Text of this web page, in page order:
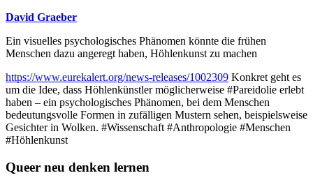
David Graeber
Ein visuelles psychologisches Phänomen könnte die frühen
Menschen dazu angeregt haben, Höhlenkunst zu machen
https://www.eurekalert.org/news-releases/1002309 Konkret geht es
um die Idee, dass Höhlenkünstler möglicherweise #Pareidolie erlebt
haben – ein psychologisches Phänomen, bei dem Menschen
bedeutungsvolle Formen in zufälligen Mustern sehen, beispielsweise
Gesichter in Wolken. #Wissenschaft #Anthropologie #Menschen
#Höhlenkunst
Queer neu denken lernen